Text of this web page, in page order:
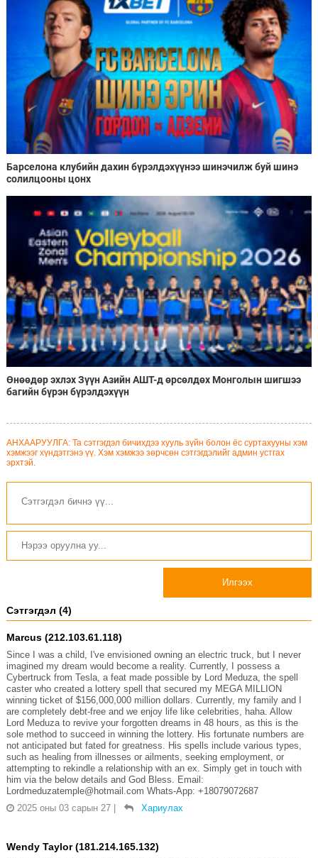
Барселона клубийн дахин бүрэлдэхүүнээ шинэчилж буй шинэ
солилцооны цонх
Өнөөдөр эхлэх Зүүн Азийн АШТ-д өрсөлдөх Монголын шигшээ
багийн бүрэн бүрэлдэхүүн
АНХААРУУЛГА: Та сэтгэгдэл бичихдээ хууль зүйн болон ёс суртахууны хэм
хэмжээг хүндэтгэнэ үү. Хэм хэмжээ зөрчсөн сэтгэгдэлийг админ устгах
эрхтэй.
Илгээх
Сэтгэгдэл (4)
Marcus (212.103.61.118)
Since I was a child, I've envisioned owning an electric truck, but I never
imagined my dream would become a reality. Currently, I possess a
Cybertruck from Tesla, a feat made possible by Lord Meduza, the spell
caster who created a lottery spell that secured my MEGA MILLION
winning ticket of $156,000,000 million dollars. Currently, my family and I
are completely debt-free and we enjoy life like celebrities, haha. Allow
Lord Meduza to revive your forgotten dreams in 48 hours, as this is the
sole method to succeed in winning the lottery. His fortunate numbers are
not anticipated but fated for greatness. His spells include various types,
such as healing from illnesses or ailments, seeking employment, or
attempting to rekindle a relationship with an ex. Simply get in touch with
him via the below details and God Bless. Email:
Lordmeduzatemple@hotmail.com Whats-App: +18079072687
2025 оны 03 сарын 27
Хариулах
Wendy Taylor (181.214.165.132)